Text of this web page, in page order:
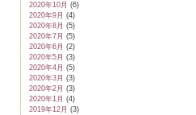
2020年10月 (6)
2020年9月 (4)
2020年8月 (5)
2020年7月 (5)
2020年6月 (2)
2020年5月 (3)
2020年4月 (5)
2020年3月 (3)
2020年2月 (3)
2020年1月 (4)
2019年12月 (3)